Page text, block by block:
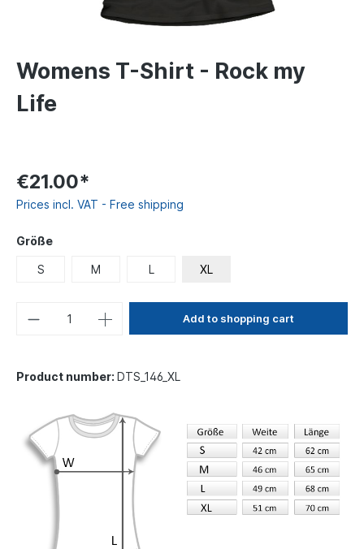
Womens T-Shirt - Rock my
Life
€21.00*
Prices incl. VAT - Free shipping
Größe
S M L XL
Add to shopping cart
Product number: DTS_146_XL